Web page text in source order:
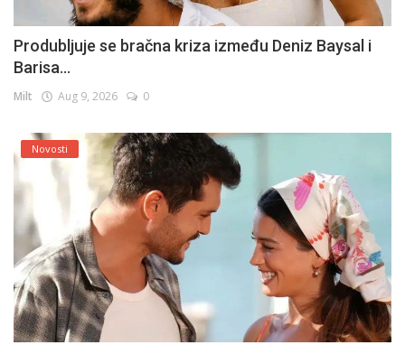
Produbljuje se bračna kriza između Deniz Baysal i
Barisa...
Milt Aug 9, 2026 0
Novosti